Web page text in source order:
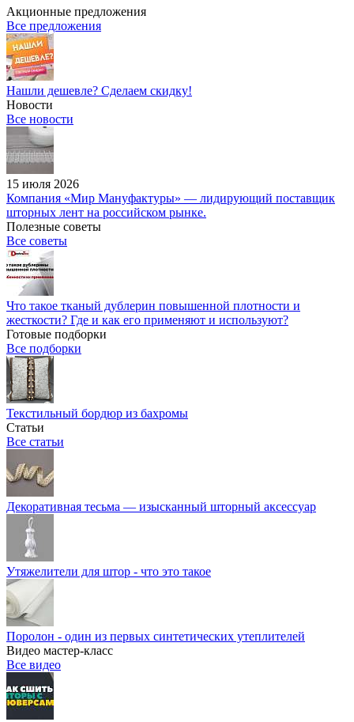
Акционные предложения
Все предложения
Нашли дешевле? Сделаем скидку!
Новости
Все новости
15 июля 2026
Компания «Мир Мануфактуры» — лидирующий поставщик
шторных лент на российском рынке.
Полезные советы
Все советы
Что такое тканый дублерин повышенной плотности и
жесткости? Где и как его применяют и используют?
Готовые подборки
Все подборки
Текстильный бордюр из бахромы
Статьи
Все статьи
Декоративная тесьма — изысканный шторный аксессуар
Утяжелители для штор - что это такое
Поролон - один из первых синтетических утеплителей
Видео мастер-класс
Все видео